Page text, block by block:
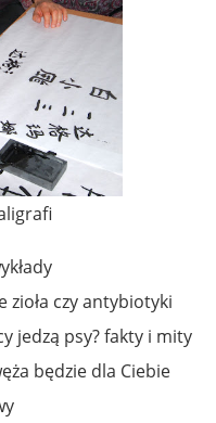
zioła czy antybiotyki
jedzą psy? fakty i mity
będzie dla Ciebie